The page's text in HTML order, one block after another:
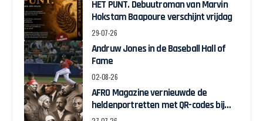
HET PUNT. Debuutroman van Marvin
Hokstam Baapoure verschijnt vrijdag
29-07-26
Andruw Jones in de Baseball Hall of
Fame
02-08-26
AFRO Magazine vernieuwde de
heldenportretten met QR-codes bij
Assin Manso